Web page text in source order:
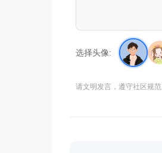
选择头像:
请文明发言，遵守社区规范